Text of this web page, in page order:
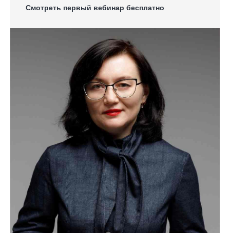
Смотреть первый вебинар бесплатно